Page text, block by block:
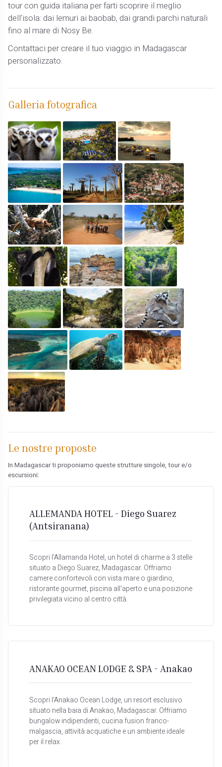
tour con guida italiana per farti scoprire il meglio
dell’isola: dai lemuri ai baobab, dai grandi parchi naturali
fino al mare di Nosy Be.
Contattaci per creare il tuo viaggio in Madagascar
personalizzato.
Galleria fotografica
Le nostre proposte
In Madagascar ti proponiamo queste strutture singole, tour e/o
escursioni:
ALLEMANDA HOTEL - Diego Suarez
(Antsiranana)
Scopri l'Allamanda Hotel, un hotel di charme a 3 stelle
situato a Diego Suarez, Madagascar. Offriamo
camere confortevoli con vista mare o giardino,
ristorante gourmet, piscina all'aperto e una posizione
privilegiata vicino al centro città.
ANAKAO OCEAN LODGE & SPA - Anakao
Scopri l'Anakao Ocean Lodge, un resort esclusivo
situato nella baia di Anakao, Madagascar. Offriamo
bungalow indipendenti, cucina fusion franco-
malgascia, attività acquatiche e un ambiente ideale
per il relax.